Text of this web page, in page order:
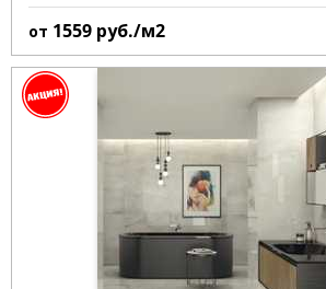
от 1559 руб./м2